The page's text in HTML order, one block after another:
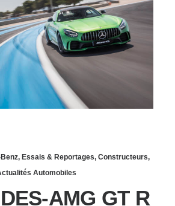
, Essais & Reportages, Constructeurs,
Automobiles
AMG GT R